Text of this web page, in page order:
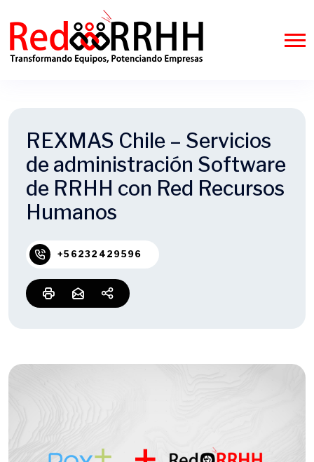
REXMAS Chile – Servicios
de administración Software
de RRHH con Red Recursos
Humanos
+56232429596